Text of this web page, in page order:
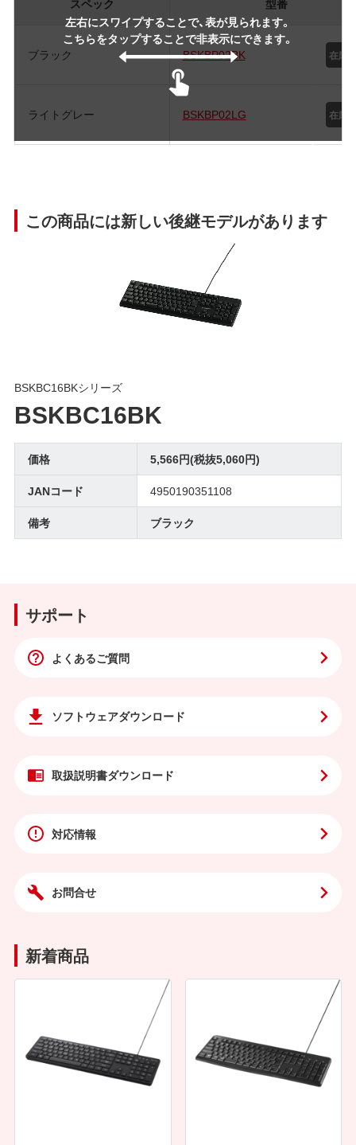
左右にスワイプすることで、表が見られます。
こちらをタップすることで非表示にできます。
ブラック BSKBP02BK
ライトグレー BSKBP02LG
この商品には新しい後継モデルがあります
BSKBC16BKシリーズ
BSKBC16BK
価格
5,566円(税抜5,060円)
JANコード
4950190351108
備考
ブラック
サポート
よくあるご質問
ソフトウェアダウンロード
取扱説明書ダウンロード
対応情報
お問合せ
新着商品